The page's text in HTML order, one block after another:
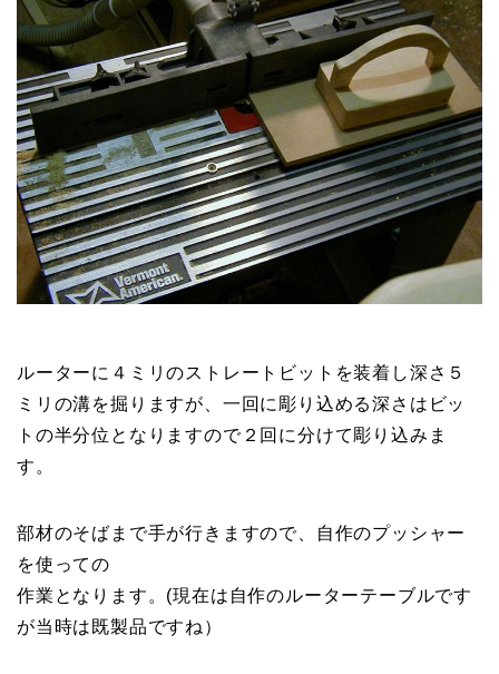
ルーターに４ミリのストレートビットを装着し深さ５
ミリの溝を掘りますが、一回に彫り込める深さはビッ
トの半分位となりますので２回に分けて彫り込みま
す。
部材のそばまで手が行きますので、自作のプッシャー
を使っての
作業となります。(現在は自作のルーターテーブルです
が当時は既製品ですね）